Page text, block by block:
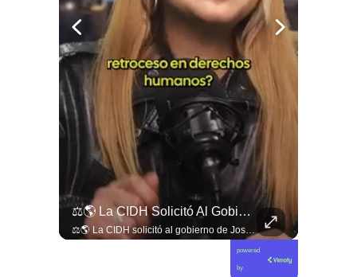
⚖️🌎 La CIDH Solicitó Al Gobierno De José Antonio Kast Información Detallada Sobre Cambios Institucionales Y Recortes En Materia De Derechos Humanos, Tras Una Audiencia...
⚖️🌎 La CIDH solicitó al gobierno de José Antonio Kast información detallada sobre cambios institucionales y recortes en materia de derechos humanos, tras una audiencia con organizaciones y representantes del Estado. 📄🇨🇱 👉 Descubre más en elciudadano.com y en Tu Canal Ciudadano
powered
by